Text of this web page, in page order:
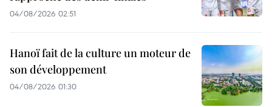
04/08/2026 02:51
Hanoï fait de la culture un moteur de
son développement
04/08/2026 01:30